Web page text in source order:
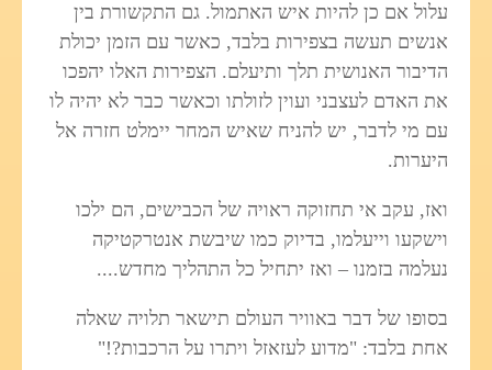
עלול אם כן להיות איש האתמול. גם התקשורת בין
אנשים תעשה בצפירות בלבד, כאשר עם הזמן יכולת
הדיבור האנושית תלך ותיעלם. הצפירות האלו יהפכו
את האדם לעצבני ועוין לזולתו וכאשר כבר לא יהיה לו
עם מי לדבר, יש להניח שאיש המחר יימלט חזרה אל
היערות.
ואז, עקב אי תחזוקה ראויה של הכבישים, הם ילכו
וישקעו וייעלמו, בדיוק כמו שיבשת אנטרקטיקה
נעלמה בזמנו – ואז יתחיל כל התהליך מחדש....
בסופו של דבר באוויר העולם תישאר תלויה שאלה
אחת בלבד: "מדוע לעזאזל ויתרו על הרכבות?!"